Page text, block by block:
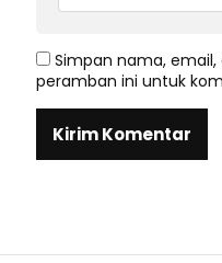
Simpan nama,
peramban ini untuk